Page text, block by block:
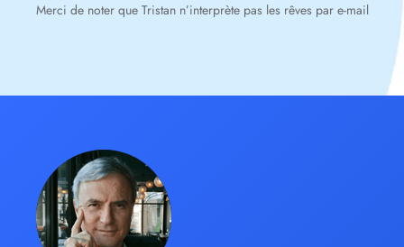
Merci de noter que Tristan n’interprète pas les rêves par e-mail